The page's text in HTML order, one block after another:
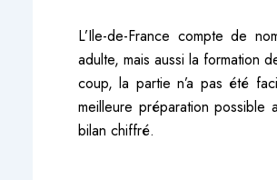
L’Ile-de-France compte de
adulte, mais aussi la formation
coup, la partie n’a pas été
meilleure préparation possible
bilan chiffré.